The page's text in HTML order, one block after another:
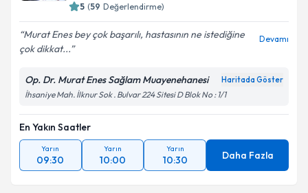
5 (59 Değerlendirme)
Murat Enes bey çok başarılı, hastasının ne istediğine
çok dikkat...
Devamı
Op. Dr. Murat Enes Sağlam Muayenehanesi Haritada Göster
İhsaniye Mah. İlknur Sok . Bulvar 224 Sitesi D Blok No : 1/1
En Yakın Saatler
Yarın
09:30
Yarın
10:00
Yarın
10:30 Daha Fazla